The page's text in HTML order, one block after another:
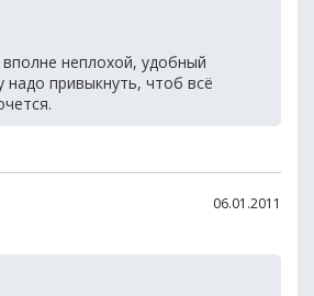
неплохой, удобный
надо привыкнуть, чтоб всё
06.01.2011